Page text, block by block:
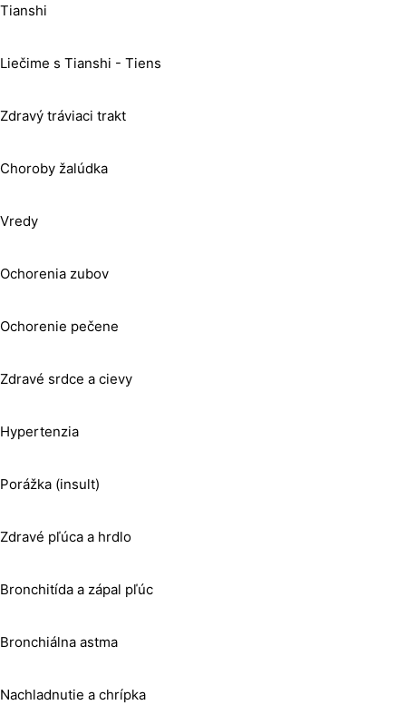
Tianshi
Liečime s Tianshi - Tiens
Zdravý tráviaci trakt
Choroby žalúdka
Vredy
Ochorenia zubov
Ochorenie pečene
Zdravé srdce a cievy
Hypertenzia
Porážka (insult)
Zdravé pľúca a hrdlo
Bronchitída a zápal pľúc
Bronchiálna astma
Nachladnutie a chrípka